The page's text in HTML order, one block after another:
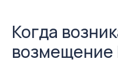
Когда